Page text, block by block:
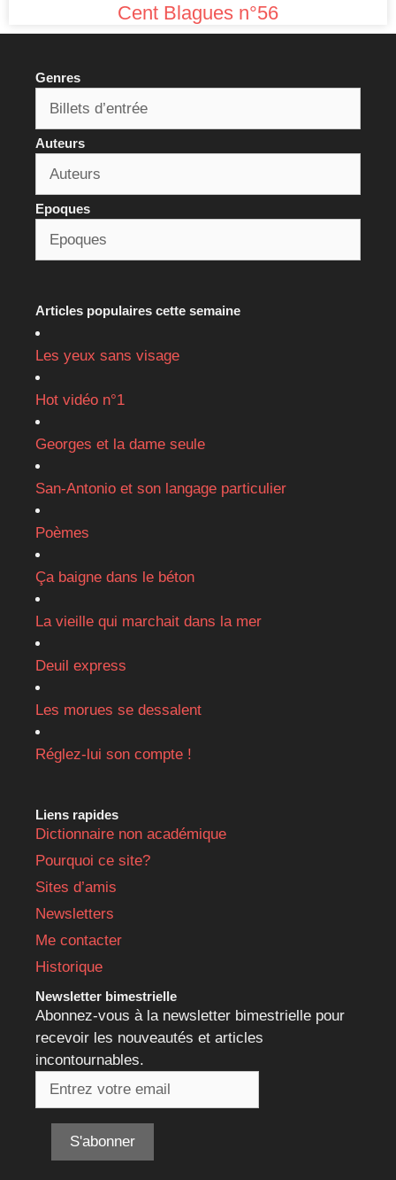
Cent Blagues n°56
Genres
Auteurs
Epoques
Articles populaires cette semaine
Les yeux sans visage
Hot vidéo n°1
Georges et la dame seule
San-Antonio et son langage particulier
Poèmes
Ça baigne dans le béton
La vieille qui marchait dans la mer
Deuil express
Les morues se dessalent
Réglez-lui son compte !
Liens rapides
Dictionnaire non académique
Pourquoi ce site?
Sites d’amis
Newsletters
Me contacter
Historique
Newsletter bimestrielle
Abonnez-vous à la newsletter bimestrielle pour
recevoir les nouveautés et articles
incontournables.